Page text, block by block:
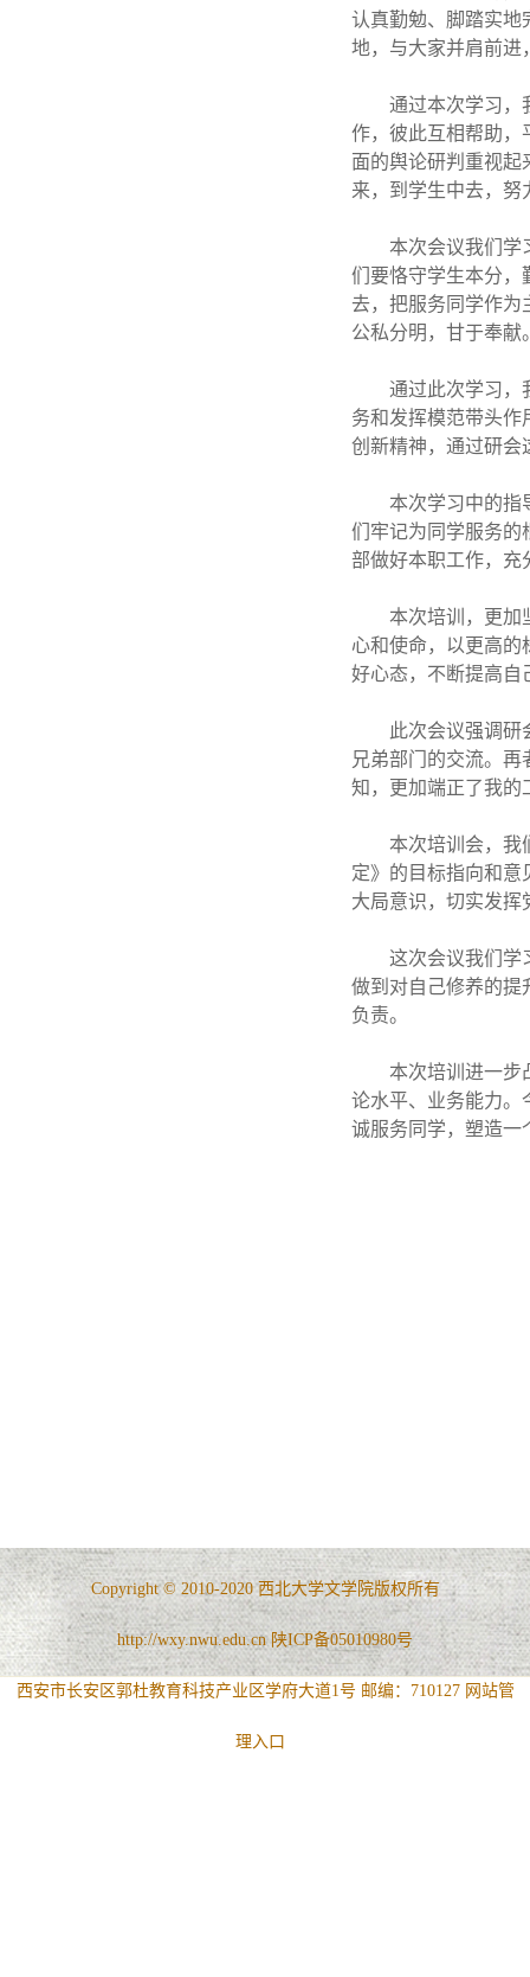
认真勤勉、脚踏实地
地，与大家并肩前进
通过本次学习，
作，彼此互相帮助，
面的舆论研判重视起
来，到学生中去，努
本次会议我们学
们要恪守学生本分，
去，把服务同学作为
公私分明，甘于奉献
通过此次学习，
务和发挥模范带头作
创新精神，通过研会
本次学习中的指
们牢记为同学服务的
部做好本职工作，充
本次培训，更加
心和使命，以更高的
好心态，不断提高自
此次会议强调研
兄弟部门的交流。
知，更加端正了我的
本次培训会，我
定》的目标指向和意
大局意识，切实发挥
这次会议我们学
做到对自己修养的提
负责。
本次培训进一步
论水平、业务能力。
诚服务同学，塑造一
Copyright © 2010-2020 西北大学文学院版权所有
http://wxy.nwu.edu.cn 陕ICP备05010980号
西安市长安区郭杜教育科技产业区学府大道1号 邮编：710127 网站管
理入口